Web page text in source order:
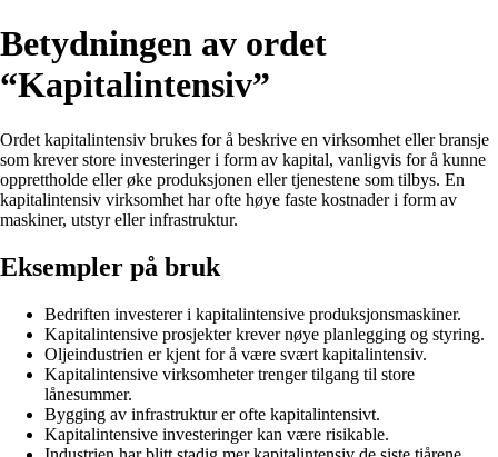
Betydningen av ordet
“Kapitalintensiv”
Ordet kapitalintensiv brukes for å beskrive en virksomhet eller bransje
som krever store investeringer i form av kapital, vanligvis for å kunne
opprettholde eller øke produksjonen eller tjenestene som tilbys. En
kapitalintensiv virksomhet har ofte høye faste kostnader i form av
maskiner, utstyr eller infrastruktur.
Eksempler på bruk
Bedriften investerer i kapitalintensive produksjonsmaskiner.
Kapitalintensive prosjekter krever nøye planlegging og styring.
Oljeindustrien er kjent for å være svært kapitalintensiv.
Kapitalintensive virksomheter trenger tilgang til store
lånesummer.
Bygging av infrastruktur er ofte kapitalintensivt.
Kapitalintensive investeringer kan være risikable.